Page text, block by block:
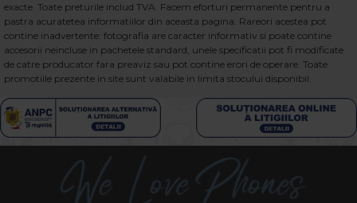
exacte. Toate preturile includ TVA. Facem eforturi permanente pentru a
pastra acuratetea informatiilor din aceasta pagina. Rareori acestea pot
contine inadvertente: fotografia are caracter informativ si poate contine
accesorii neincluse in pachetele standard, unele specificatii pot fi modificate
de catre producator fara preaviz sau pot contine erori de operare. Toate
promotiile prezente in site sunt valabile in limita stocului disponibil.